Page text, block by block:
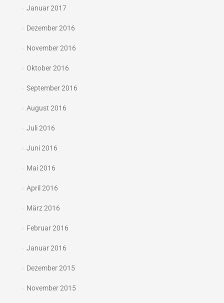
Januar 2017
Dezember 2016
November 2016
Oktober 2016
September 2016
August 2016
Juli 2016
Juni 2016
Mai 2016
April 2016
März 2016
Februar 2016
Januar 2016
Dezember 2015
November 2015